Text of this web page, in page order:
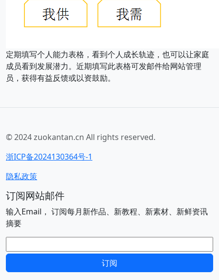
定期填写个人能力表格，看到个人成长轨迹，也可以让家庭
成员看到发展潜力。近期填写此表格可发邮件给网站管理
员，获得有益反馈或以资鼓励。
© 2024 zuokantan.cn All rights reserved.
浙ICP备2024130364号-1
隐私政策
订阅网站邮件
输入Email， 订阅每月新作品、新教程、新素材、新鲜资讯
摘要
订阅